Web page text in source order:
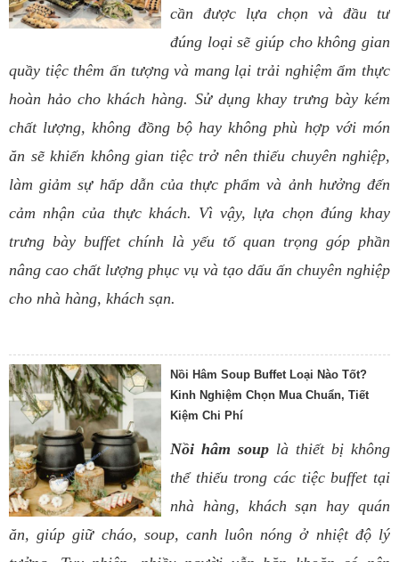
cần được lựa chọn và đầu tư
đúng loại sẽ giúp cho không gian
quầy tiệc thêm ấn tượng và mang lại trải nghiệm ẩm thực
hoàn hảo cho khách hàng. Sử dụng khay trưng bày kém
chất lượng, không đồng bộ hay không phù hợp với món
ăn sẽ khiến không gian tiệc trở nên thiếu chuyên nghiệp,
làm giảm sự hấp dẫn của thực phẩm và ảnh hưởng đến
cảm nhận của thực khách. Vì vậy, lựa chọn đúng khay
trưng bày buffet chính là yếu tố quan trọng góp phần
nâng cao chất lượng phục vụ và tạo dấu ấn chuyên nghiệp
cho nhà hàng, khách sạn.
Nồi Hâm Soup Buffet Loại Nào Tốt?
Kinh Nghiệm Chọn Mua Chuẩn, Tiết
Kiệm Chi Phí
Nồi hâm soup là thiết bị không
thể thiếu trong các tiệc buffet tại
nhà hàng, khách sạn hay quán
ăn, giúp giữ cháo, soup, canh luôn nóng ở nhiệt độ lý